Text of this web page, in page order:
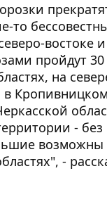
то
востоке
пройдут 30
на
- без
возможны
-